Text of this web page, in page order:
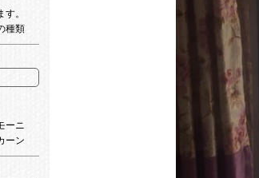
120
。
種類
ーニ
ーン
彫っ